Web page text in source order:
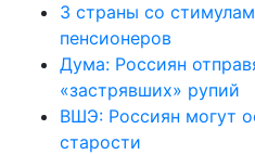
3 страны со
пенсионеров
Дума: Россиян
«застрявших» рупий
ВШЭ: Россиян могут
старости